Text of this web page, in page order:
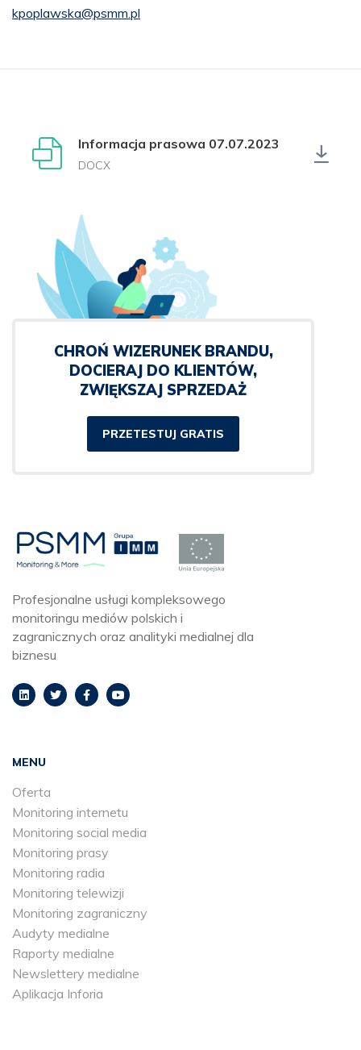
kpoplawska@psmm.pl
Informacja prasowa 07.07.2023
DOCX
CHROŃ WIZERUNEK BRANDU,
DOCIERAJ DO KLIENTÓW,
ZWIĘKSZAJ SPRZEDAŻ
PRZETESTUJ GRATIS
Profesjonalne usługi kompleksowego
monitoringu mediów polskich i
zagranicznych oraz analityki medialnej dla
biznesu
MENU
Oferta
Monitoring internetu
Monitoring social media
Monitoring prasy
Monitoring radia
Monitoring telewizji
Monitoring zagraniczny
Audyty medialne
Raporty medialne
Newslettery medialne
Aplikacja Inforia